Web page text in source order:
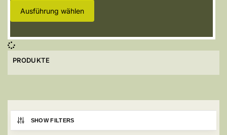
Ausführung wählen
PRODUKTE
SHOW FILTERS